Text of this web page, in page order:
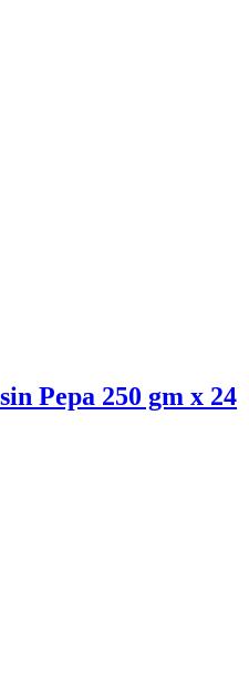
Pepa 250 gm x 24